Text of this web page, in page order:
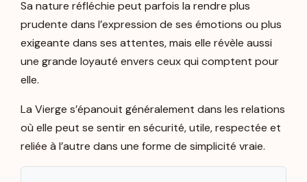
Sa nature réfléchie peut parfois la rendre plus
prudente dans l’expression de ses émotions ou plus
exigeante dans ses attentes, mais elle révèle aussi
une grande loyauté envers ceux qui comptent pour
elle.
La Vierge s’épanouit généralement dans les relations
où elle peut se sentir en sécurité, utile, respectée et
reliée à l’autre dans une forme de simplicité vraie.